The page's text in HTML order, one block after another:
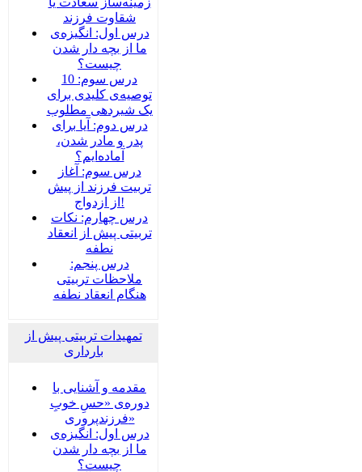
شقاوت فرزند
درس اول: انگیزه‌ی
ما از بچه دار شدن
چیست؟
درس سوم: 10
توصیه‌ی کلیدی برای
یک شیردهی مطلوب
درس دوم: آیا برای
پدر و مادر شدن،
آماده‌ایم؟
درس سوم: آغاز
تربیت فرزند از پیش
از ازدواج!
درس چهارم: نکات
تربیتی پیش از انعقاد
نطفه
درس پنجم:
ملاحظات تربیتی
هنگام انعقاد نطفه
تمهیدات تربیتی پیش از
بارداری
مقدمه و آشنایی با
دوره‌ی «حسِ خوبِ
فرزندپروری»
درس اول: انگیزه‌ی
ما از بچه دار شدن
چیست؟